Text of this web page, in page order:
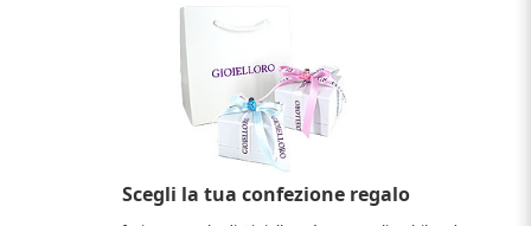
Scegli la tua confezione regalo